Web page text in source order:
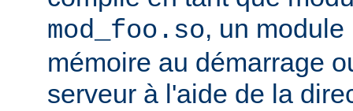
mod_foo.so, un
mémoire au démarrage
serveur à l'aide de la